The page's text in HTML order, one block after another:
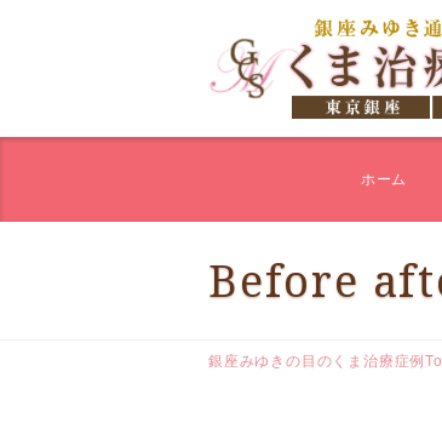
ホーム
Before
銀座みゆきの目のくま治療症例